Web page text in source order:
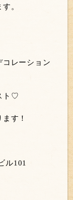
。
コレーション
ト♡
す！
ル101